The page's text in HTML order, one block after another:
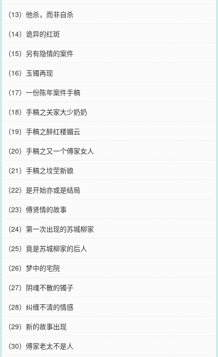
（13）他杀，而非自杀
（14）诡异的红斑
（15）另有隐情的案件
（16）玉镯再现
（17）一份陈年案件手稿
（18）手稿之关家大少奶奶
（19）手稿之醉红楼媚云
（20）手稿之又一个傅家女人
（21）手稿之坟茔新娘
（22）是开始亦或是结局
（23）傅贤情的故事
（24）第一次出现的苏城柳家
（25）竟是苏城柳家的后人
（26）梦中的宅院
（27）阴魂不散的镯子
（28）纠缠不清的情感
（29）新的故事出现
（30）傅家老太不是人